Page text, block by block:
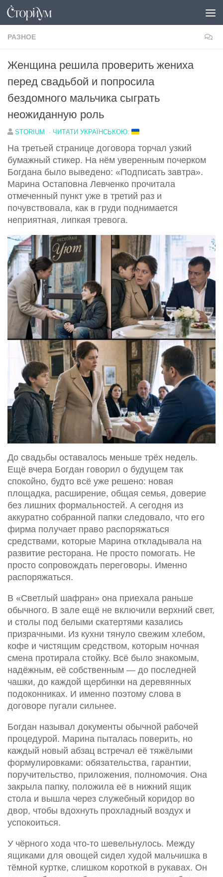
Под записью
РАЗНОЕ
Женщина решила проверить жениха
перед свадьбой и попросила
бездомного мальчика сыграть
неожиданную роль
STORIUM · ЧИТАТИ УКРАЇНСЬКОЮ:
На третьей странице договора торчал узкий
бумажный стикер. На нём уверенным почерком
Богдана было выведено: «Подписать завтра».
Марина Остаповна Левченко прочитала
отмеченный пункт уже в третий раз и
почувствовала, как в груди поднимается
неприятная, липкая тревога.
До свадьбы оставалось меньше трёх недель.
Ещё вчера Богдан говорил о будущем так
спокойно, будто всё уже решено: новая
площадка, расширение, общая семья, доверие
без лишних формальностей. А сегодня из
аккуратно собранной папки следовало, что его
фирма получает право распоряжаться
средствами, которые Марина откладывала на
развитие ресторана. Не просто помогать. Не
просто сопровождать переговоры. Именно
распоряжаться.
В «Светлый шафран» она приехала раньше
обычного. В зале ещё не включили верхний свет,
и столы под белыми скатертями казались
призрачными. Из кухни тянуло свежим хлебом,
кофе и чистящим средством, которым ночная
смена протирала стойку. Всё было знакомым,
надёжным, её собственным — до последней
чашки, до каждой щербинки на деревянных
подоконниках. И именно поэтому слова в
договоре пугали сильнее.
Богдан называл документы обычной рабочей
процедурой. Марина пыталась поверить, но
каждый новый абзац встречал её тяжёлыми
формулировками: обязательства, гарантии,
поручительство, приложения, полномочия. Она
закрыла папку, положила её в нижний ящик
стола и вышла через служебный коридор во
двор, чтобы вдохнуть прохладный воздух и
успокоиться.
У чёрного хода что-то шевельнулось. Между
ящиками для овощей сидел худой мальчишка в
тёмной куртке, слишком короткой в рукавах. Он